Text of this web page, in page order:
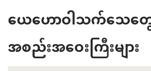
ယေဟောဝါသက်သေ
အစည်းအဝေးကြီးများ